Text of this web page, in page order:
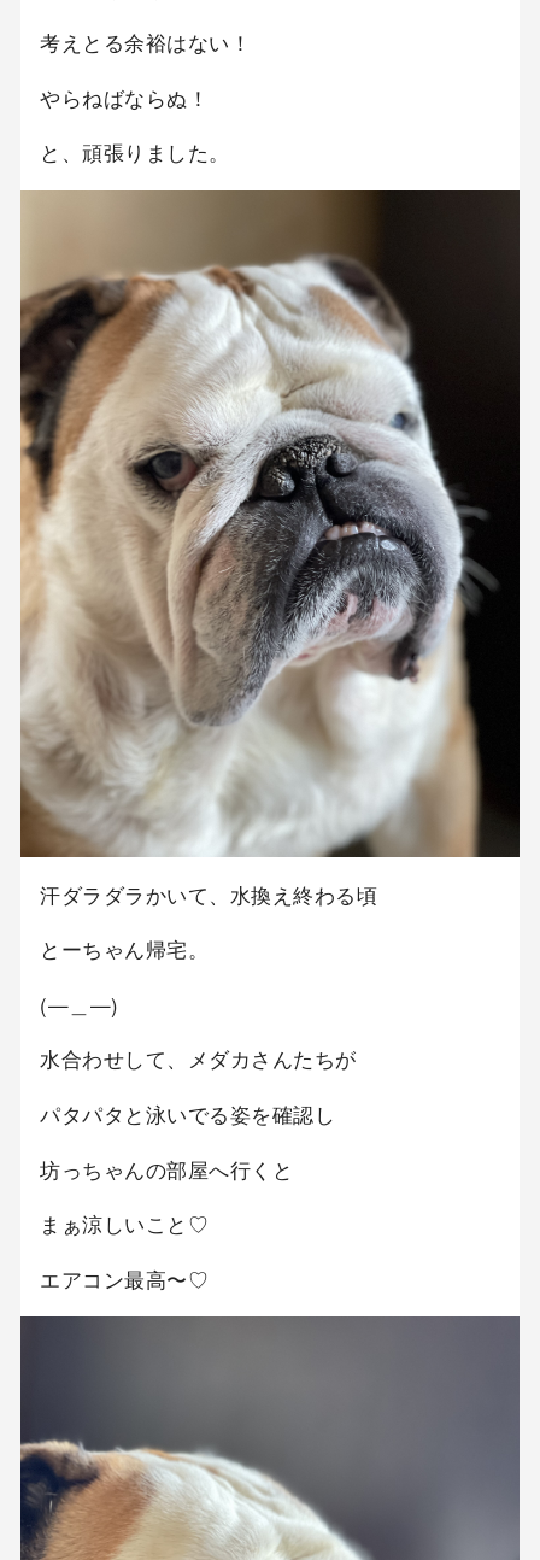
考えとる余裕はない！
やらねばならぬ！
と、頑張りました。
汗ダラダラかいて、水換え終わる頃
とーちゃん帰宅。
(—＿—)
水合わせして、メダカさんたちが
パタパタと泳いでる姿を確認し
坊っちゃんの部屋へ行くと
まぁ涼しいこと♡
エアコン最高〜♡